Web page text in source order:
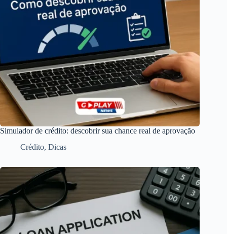
Simulador de crédito: descobrir sua chance real de aprovação
Crédito, Dicas